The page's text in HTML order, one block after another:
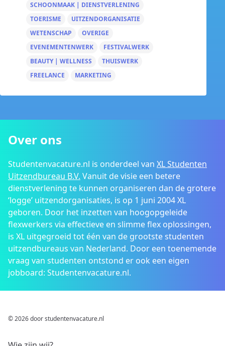
SCHOONMAAK | DIENSTVERLENING
TOERISME
UITZENDORGANISATIE
WETENSCHAP
OVERIGE
EVENEMENTENWERK
FESTIVALWERK
BEAUTY | WELLNESS
THUISWERK
FREELANCE
MARKETING
Over ons
Studentenvacature.nl is onderdeel van XL Studenten
Uitzendbureau B.V. Vanuit de visie een betere
dienstverlening te kunnen organiseren dan de grotere
‘logge’ uitzendorganisaties, is op 1 juni 2004 XL
geboren. Door het inzetten van hoogopgeleide
flexwerkers via effectieve en slimme flex oplossingen,
is XL uitgegroeid tot één van de grootste studenten
uitzendbureaus van Nederland. Door een toenemende
vraag van studenten ontstond er ook een eigen
jobboard: Studentenvacature.nl.
© 2026 door studentenvacature.nl